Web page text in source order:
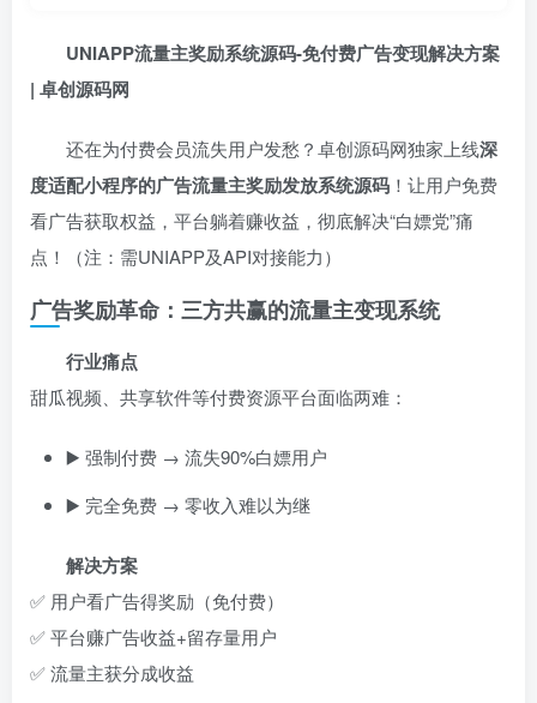
UNIAPP流量主奖励系统源码-免付费广告变现解决方案
| 卓创源码网
还在为付费会员流失用户发愁？卓创源码网独家上线深
度适配小程序的广告流量主奖励发放系统源码 ！让用户免费
看广告获取权益，平台躺着赚收益，彻底解决“白嫖党”痛
点！（注：需UNIAPP及API对接能力）
广告奖励革命：三方共赢的流量主变现系统
行业痛点
甜瓜视频、共享软件等付费资源平台面临两难：
▶️ 强制付费 → 流失90%白嫖用户
▶️ 完全免费 → 零收入难以为继
解决方案
✅ 用户看广告得奖励（免付费）
✅ 平台赚广告收益+留存量用户
✅ 流量主获分成收益